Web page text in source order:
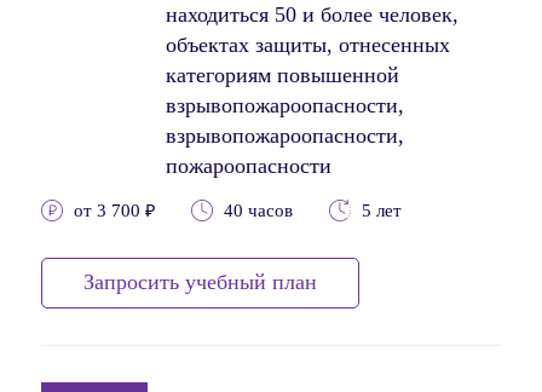
находиться 50 и более человек,
объектах защиты, отнесенных
категориям повышенной
взрывопожароопасности,
взрывопожароопасности,
пожароопасности
от 3 700 ₽ 40 часов 5 лет
Запросить учебный план